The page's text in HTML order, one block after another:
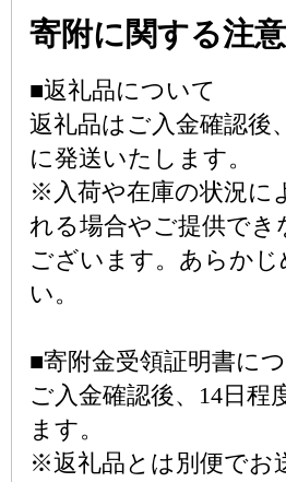
寄附に関する注
■返礼品について
返礼品はご入金確認後
に発送いたします。
※入荷や在庫の状況に
れる場合やご提供でき
ございます。あらかじ
い。
■寄附金受領証明書に
ご入金確認後、14日程
ます。
※返礼品とは別便でお